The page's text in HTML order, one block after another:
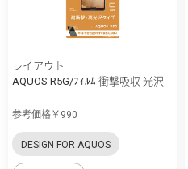
レイアウト
AQUOS R5G/ﾌｨﾙﾑ 衝撃吸収 光沢
参考価格￥990
DESIGN FOR AQUOS